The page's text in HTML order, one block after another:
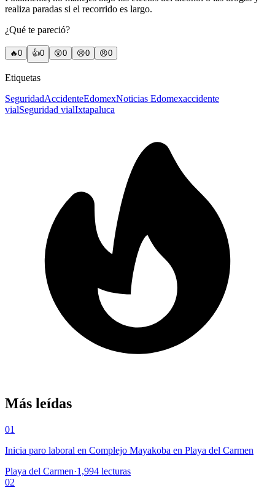
realiza paradas si el recorrido es largo.
¿Qué te pareció?
🔥0 👍0 😲0 😢0 😠0
Etiquetas
SeguridadAccidenteEdomexNoticias Edomexaccidente
vialSeguridad vialIxtapaluca
Más leídas
01
Inicia paro laboral en Complejo Mayakoba en Playa del Carmen
Playa del Carmen·1,994 lecturas
02